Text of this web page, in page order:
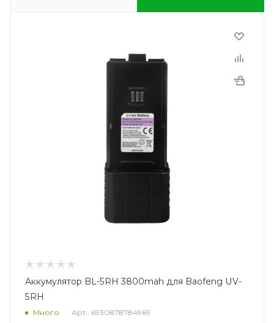
Аккумулятор BL-5RH 3800mah для Baofeng UV-
5RH
Много Арт.: 6930878784969